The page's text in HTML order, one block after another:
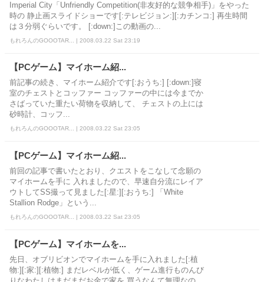
Imperial City「Unfriendly Competition(非友好的な競争相手)」をやった
時の 静止画スライドショーです[:テレビジョン:][:カチンコ:] 再生時間
は３分弱ぐらいです。 [:down:]この動画の...
もれろんのGOOOTAR... | 2008.03.22 Sat 23:19
【PCゲーム】マイホーム紹...
前記事の続き、マイホーム紹介です[:おうち:] [:down:]寝
室のチェストとコッファー コッファーの中には今までか
さばっていた重たい荷物を収納して、 チェストの上には
砂時計、コッフ...
もれろんのGOOOTAR... | 2008.03.22 Sat 23:05
【PCゲーム】マイホーム紹...
前回の記事で書いたとおり、クエストをこなして念願の
マイホームを手に 入れましたので、早速自分流にレイア
ウトしてSS撮って見ました[:星:][:おうち:] 「White
Stallion Rodge」という...
もれろんのGOOOTAR... | 2008.03.22 Sat 23:05
【PCゲーム】マイホームを...
先日、オブリビオンでマイホームを手に入れました[:植
物:][:家:][:植物:] まだレベルが低く、ゲーム進行ものんび